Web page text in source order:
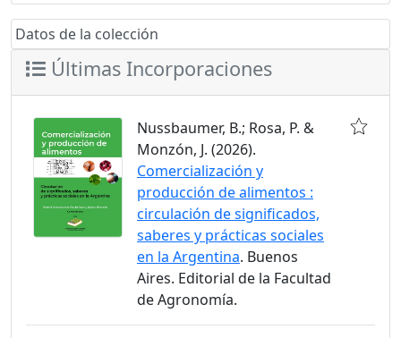
Datos de la colección
Últimas Incorporaciones
Nussbaumer, B.; Rosa, P. &
Monzón, J. (2026).
Comercialización y
producción de alimentos :
circulación de significados,
saberes y prácticas sociales
en la Argentina. Buenos
Aires. Editorial de la Facultad
de Agronomía.